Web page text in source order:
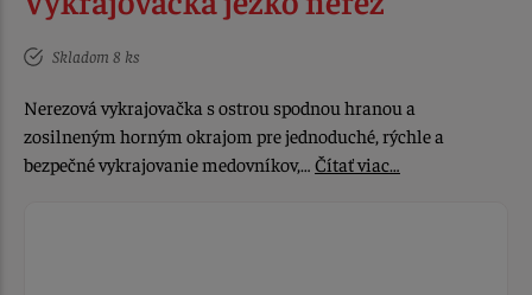
Skladom 8 ks
Nerezová vykrajovačka s ostrou spodnou hranou a
zosilneným horným okrajom pre jednoduché, rýchle a
bezpečné vykrajovanie medovníkov,… Čítať viac…